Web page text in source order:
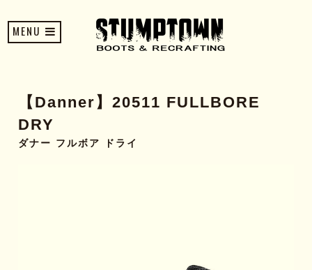
MENU
【Danner】20511 FULLBORE
DRY
ダナー フルボア ドライ